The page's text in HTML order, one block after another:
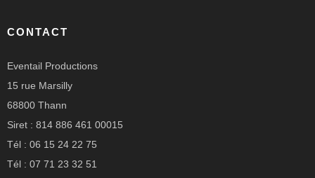
CONTACT
Eventail Productions
15 rue Marsilly
68800 Thann
Siret : 814 886 461 00015
Tél : 06 15 24 22 75
Tél : 07 71 23 32 51